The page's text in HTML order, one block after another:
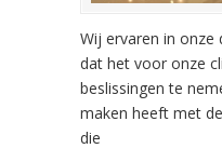
Wij ervaren in onze
dat het voor onze
beslissingen te
maken heeft met de
die